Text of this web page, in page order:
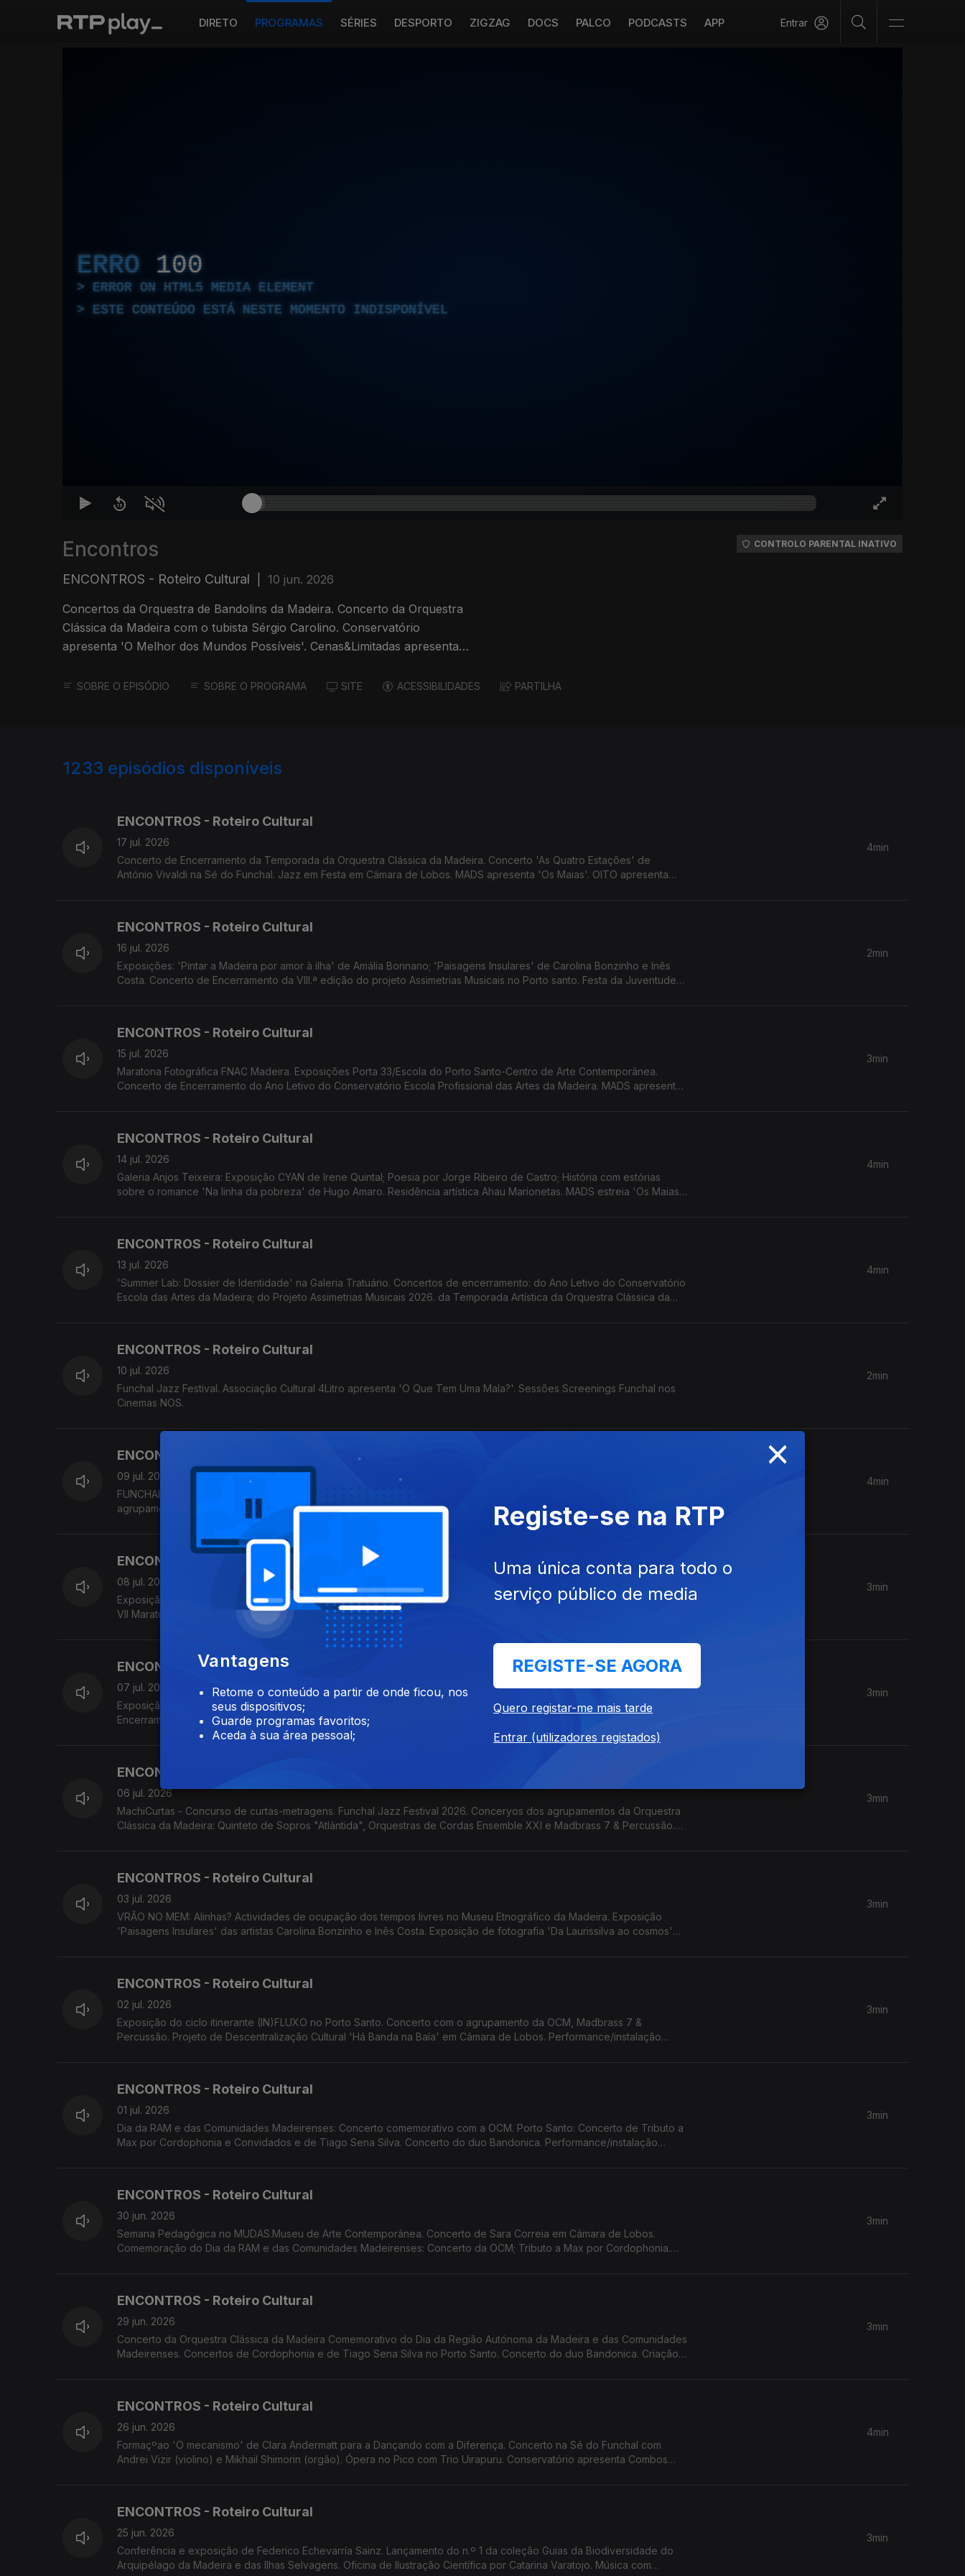
DIRETO PROGRAMAS SÉRIES DESPORTO ZIGZAG DOCS PALCO PODCASTS APP Entrar
ERRO 100
ERROR ON HTML5 MEDIA ELEMENT
ESTE CONTEÚDO ESTÁ NESTE MOMENTO INDISPONÍVEL
Encontros
ENCONTROS - Roteiro Cultural 10 jun. 2026
Concertos da Orquestra de Bandolins da Madeira. Concerto da Orquestra
Clássica da Madeira com o tubista Sérgio Carolino. Conservatório
apresenta 'O Melhor dos Mundos Possíveis'. Cenas&Limitadas apresenta
CONTROLO PARENTAL INATIVO
SOBRE O EPISÓDIO SOBRE O PROGRAMA SITE ACESSIBILIDADES PARTILHA
1233 episódios disponíveis
ENCONTROS - Roteiro Cultural
17 jul. 2026
Concerto de Encerramento da Temporada da Orquestra Clássica da Madeira. Concerto 'As Quatro Estações' de
António Vivaldi na Sé do Funchal. Jazz em Festa em Câmara de Lobos. MADS apresenta 'Os Maias'. OITO apresenta
4min
ENCONTROS - Roteiro Cultural
16 jul. 2026
Exposições: 'Pintar a Madeira por amor à ilha' de Amália Bonnano; 'Paisagens Insulares' de Carolina Bonzinho e Inês
Costa. Concerto de Encerramento da VIII.ª edição do projeto Assimetrias Musicais no Porto santo. Festa da Juventude
2min
ENCONTROS - Roteiro Cultural
15 jul. 2026
Maratona Fotográfica FNAC Madeira. Exposições Porta 33/Escola do Porto Santo-Centro de Arte Contemporânea.
Concerto de Encerramento do Ano Letivo do Conservatório Escola Profissional das Artes da Madeira. MADS apresenta
3min
ENCONTROS - Roteiro Cultural
14 jul. 2026
Galeria Anjos Teixeira: Exposição CYAN de Irene Quintal; Poesia por Jorge Ribeiro de Castro; História com estórias
sobre o romance 'Na linha da pobreza' de Hugo Amaro. Residência artística Ahau Marionetas. MADS estreia 'Os Maias'.
4min
ENCONTROS - Roteiro Cultural
13 jul. 2026
'Summer Lab: Dossier de Identidade' na Galeria Tratuário. Concertos de encerramento: do Ano Letivo do Conservatório
Escola das Artes da Madeira; do Projeto Assimetrias Musicais 2026. da Temporada Artística da Orquestra Clássica da
4min
ENCONTROS - Roteiro Cultural
10 jul. 2026
Funchal Jazz Festival. Associação Cultural 4Litro apresenta 'O Que Tem Uma Mala?'. Sessões Screenings Funchal nos
Cinemas NOS.
2min
ENCONTROS - Roteiro Cultural
09 jul. 2026
FUNCHAL JAZZ Festival. Concerto do projecto 'Fala-me de Música' com o Duo Bandonica. Concerto com o
agrupamento da OCM MadBrass 7 & Percussão. Concerto de Encerramento da Temporada Artística 2025/26 da
Orquestra Clássica da Madeira. Fórum Madeira em parceria com Fractal lança Open Call para artistas.
4min
ENCONTROS - Roteiro Cultural
08 jul. 2026
Exposição coletiva 'INTRA Olhar Para Nós' no CCC do Porto Santo. Lançamento do livro '1566' de Horácio B. Gouveia.
VII Maratona Fotográfica da Associação ARCA D'Ajuda. Funchal Jazz Festival.
3min
ENCONTROS - Roteiro Cultural
07 jul. 2026
Exposição 'I Am That: Geometry, Color and Lines' de Pedro Vale. Funchal Jazz Festival 2026. Concerto de
Encerramento do Ano Letivo do Conservatório Escola das Artes da Madeira. Concerto de Encerramento do Projeto
Assimetrias Musicais 2026. Associação Cultural 4Litro apresenta 'O Que Tem Uma Mala?'
3min
ENCONTROS - Roteiro Cultural
06 jul. 2026
MachiCurtas - Concurso de curtas-metragens. Funchal Jazz Festival 2026. Conceryos dos agrupamentos da Orquestra
Clássica da Madeira: Quinteto de Sopros "Atlântida", Orquestras de Cordas Ensemble XXI e Madbrass 7 & Percussão.
3min
ENCONTROS - Roteiro Cultural
03 jul. 2026
VRÃO NO MEM: Alinhas? Actividades de ocupação dos tempos livres no Museu Etnográfico da Madeira. Exposição
'Paisagens Insulares' das artistas Carolina Bonzinho e Inês Costa. Exposição de fotografia 'Da Laurissilva ao cosmos'
3min
ENCONTROS - Roteiro Cultural
02 jul. 2026
Exposição do ciclo itinerante (IN)FLUXO no Porto Santo. Concerto com o agrupamento da OCM, Madbrass 7 &
Percussão. Projeto de Descentralização Cultural 'Há Banda na Baía' em Câmara de Lobos. Performance/instalação
3min
ENCONTROS - Roteiro Cultural
01 jul. 2026
Dia da RAM e das Comunidades Madeirenses: Concerto comemorativo com a OCM. Porto Santo: Concerto de Tributo a
Max por Cordophonia e Convidados e de Tiago Sena Silva. Concerto do duo Bandonica. Performance/instalação
3min
ENCONTROS - Roteiro Cultural
30 jun. 2026
Semana Pedagógica no MUDAS.Museu de Arte Contemporânea. Concerto de Sara Correia em Câmara de Lobos.
Comemoração do Dia da RAM e das Comunidades Madeirenses: Concerto da OCM; Tributo a Max por Cordophonia.
3min
ENCONTROS - Roteiro Cultural
29 jun. 2026
Concerto da Orquestra Clássica da Madeira Comemorativo do Dia da Região Autónoma da Madeira e das Comunidades
Madeirenses. Concertos de Cordophonia e de Tiago Sena Silva no Porto Santo. Concerto do duo Bandonica. Criação
3min
ENCONTROS - Roteiro Cultural
26 jun. 2026
Formaçºao 'O mecanismo' de Clara Andermatt para a Dançando com a Diferença. Concerto na Sé do Funchal com
Andrei Vizir (violino) e Mikhail Shimorin (orgão). Ópera no Pico com Trio Uirapuru. Conservatório apresenta Combos
4min
ENCONTROS - Roteiro Cultural
25 jun. 2026
Conferência e exposição de Federico Echevarría Sainz. Lançamento do n.º 1 da coleção Guias da Biodiversidade do
Arquipélago da Madeira e das Ilhas Selvagens. Oficina de Ilustração Científica por Catarina Varatojo. Música com
3min
×
Vantagens
Retome o conteúdo a partir de onde ficou, nos
seus dispositivos;
Guarde programas favoritos;
Aceda à sua área pessoal;
Registe-se na RTP
Uma única conta para todo o
serviço público de media
REGISTE-SE AGORA
Quero registar-me mais tarde
Entrar (utilizadores registados)